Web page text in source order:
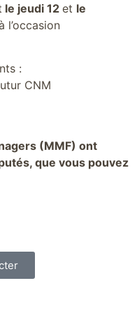
le jeudi 12 et le
l’occasion
:
CNM
(MMF) ont
que vous pouvez